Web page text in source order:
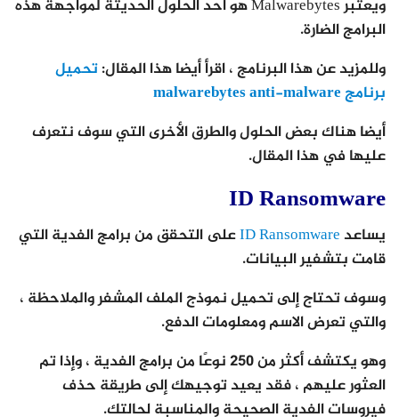
ويعتبر Malwarebytes هو أحد الحلول الحديثة لمواجهة هذه
البرامج الضارة.
وللمزيد عن هذا البرنامج ، اقرأ أيضا هذا المقال:تحميل
برنامج malwarebytes anti-malware
أيضا هناك بعض الحلول والطرق الأخرى التي سوف نتعرف
عليها في هذا المقال.
ID Ransomware
يساعد ID Ransomwareعلى التحقق من برامج الفدية التي
قامت بتشفير البيانات.
وسوف تحتاج إلى تحميل نموذج الملف المشفر والملاحظة ،
والتي تعرض الاسم ومعلومات الدفع.
وهو يكتشف أكثر من 250 نوعًا من برامج الفدية ، وإذا تم
العثور عليهم ، فقد يعيد توجيهك إلى طريقة حذف
فيروسات الفدية الصحيحة والمناسبة لحالتك.